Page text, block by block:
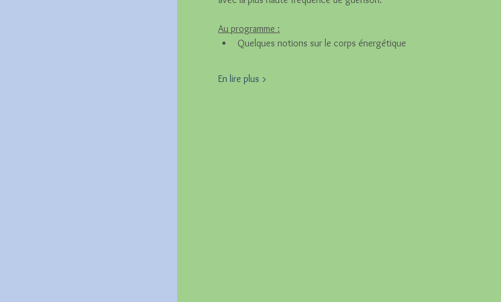
Au programme :
Quelques notions sur le corps énergétique
En lire plus >